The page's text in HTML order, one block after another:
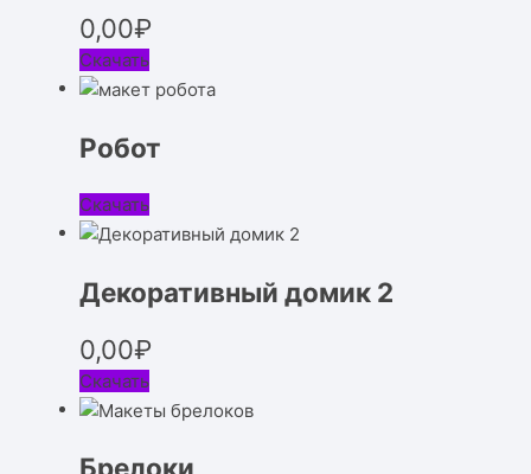
0,00₽
Скачать
Робот
Скачать
Декоративный домик 2
0,00₽
Скачать